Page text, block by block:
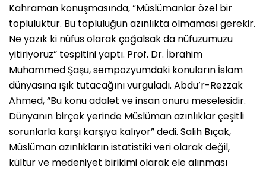
Kahraman konuşmasında, “Müslümanlar özel bir
topluluktur. Bu topluluğun azınlıkta olmaması gerekir.
Ne yazık ki nüfus olarak çoğalsak da nüfuzumuzu
yitiriyoruz” tespitini yaptı. Prof. Dr. İbrahim
Muhammed Şaşu, sempozyumdaki konuların İslam
dünyasına ışık tutacağını vurguladı. Abdu’r-Rezzak
Ahmed, “Bu konu adalet ve insan onuru meselesidir.
Dünyanın birçok yerinde Müslüman azınlıklar çeşitli
sorunlarla karşı karşıya kalıyor” dedi. Salih Bıçak,
Müslüman azınlıkların istatistiki veri olarak değil,
kültür ve medeniyet birikimi olarak ele alınması